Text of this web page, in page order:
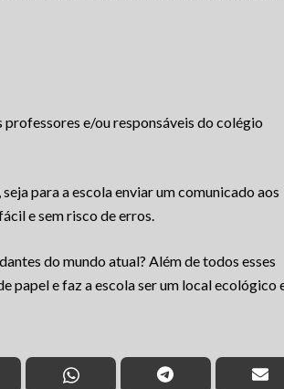
e/ou responsáveis do colégio
para a escola enviar um comunicado aos
e sem risco de erros.
do mundo atual? Além de todos esses
papel e faz a escola ser um local ecológico